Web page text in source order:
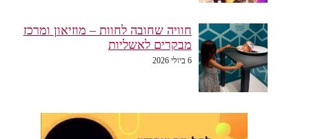
חוויה שחובה לחוות – מוזיאון ומרכז
מבקרים לאשליות
6 ביולי 2026